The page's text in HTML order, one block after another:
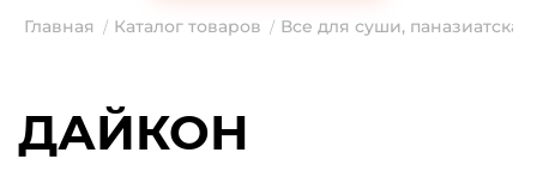
Главная / Каталог товаров / Все для суши, паназиатская
ДАЙКОН